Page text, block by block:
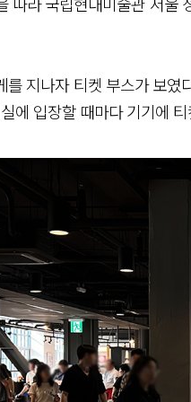
를 지나자 티켓 부스가 보
에 입장할 때마다 기기에